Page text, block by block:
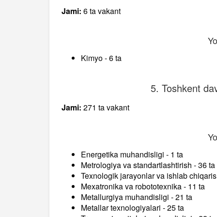
Jami: 6 ta vakant
Kimyo - 6 ta
5. Toshkent
Jami: 271 ta vakant
Energetika muhandisligi - 1 ta
Metrologiya va standartlashtirish - 36 ta
Texnologik jarayonlar va ishlab
Mexatronika va robototexnika - 11 ta
Metallurgiya muhandisligi - 21 ta
Metallar texnologiyalari - 25 ta